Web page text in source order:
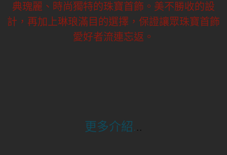
典瑰麗、時尚獨特的珠寶首飾。美不勝收的設
計，再加上琳琅滿目的選擇，保證讓眾珠寶首飾
愛好者流連忘返。
更多介紹...